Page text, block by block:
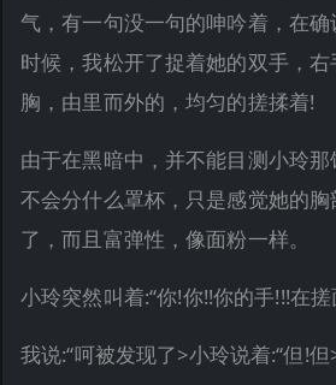
气，有一句没一句的呻吟着，在
时候，我松开了捉着她的双手，
胸，由里而外的，均匀的搓揉着!
由于在黑暗中，并不能目测小玲
不会分什么罩杯，只是感觉她的
了，而且富弹性，像面粉一样。
小玲突然叫着:“你!你!!你的手!!!在搓
我说:“呵被发现了>小玲说着:“但!但